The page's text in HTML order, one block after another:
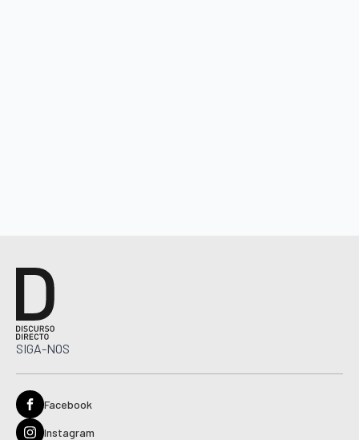
SIGA-NOS
Facebook
Instagram